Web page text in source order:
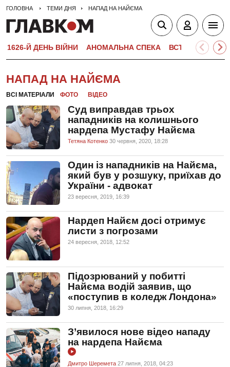
ГОЛОВНА ТЕМИ ДНЯ НАПАД НА НАЙЄМА
1626-Й ДЕНЬ ВІЙНИ АНОМАЛЬНА СПЕКА ВСТУПНА
НАПАД НА НАЙЄМА
ВСІ МАТЕРІАЛИ ФОТО ВІДЕО
Суд виправдав трьох
нападників на колишнього
нардепа Мустафу Найєма
Тетяна Котенко 30 червня, 2020, 18:28
Один із нападників на Найєма,
який був у розшуку, приїхав до
України - адвокат
23 вересня, 2019, 16:39
Нардеп Найєм досі отримує
листи з погрозами
24 вересня, 2018, 12:52
Підозрюваний у побитті
Найєма водій заявив, що
«поступив в коледж Лондона»
30 липня, 2018, 16:29
З’явилося нове відео нападу
на нардепа Найєма
Дмитро Шеремета 27 липня, 2018, 04:23